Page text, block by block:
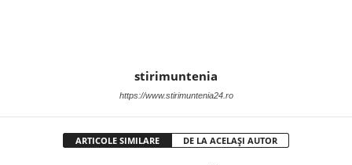
stirimuntenia
https://www.stirimuntenia24.ro
ARTICOLE SIMILARE DE LA ACELAȘI AUTOR